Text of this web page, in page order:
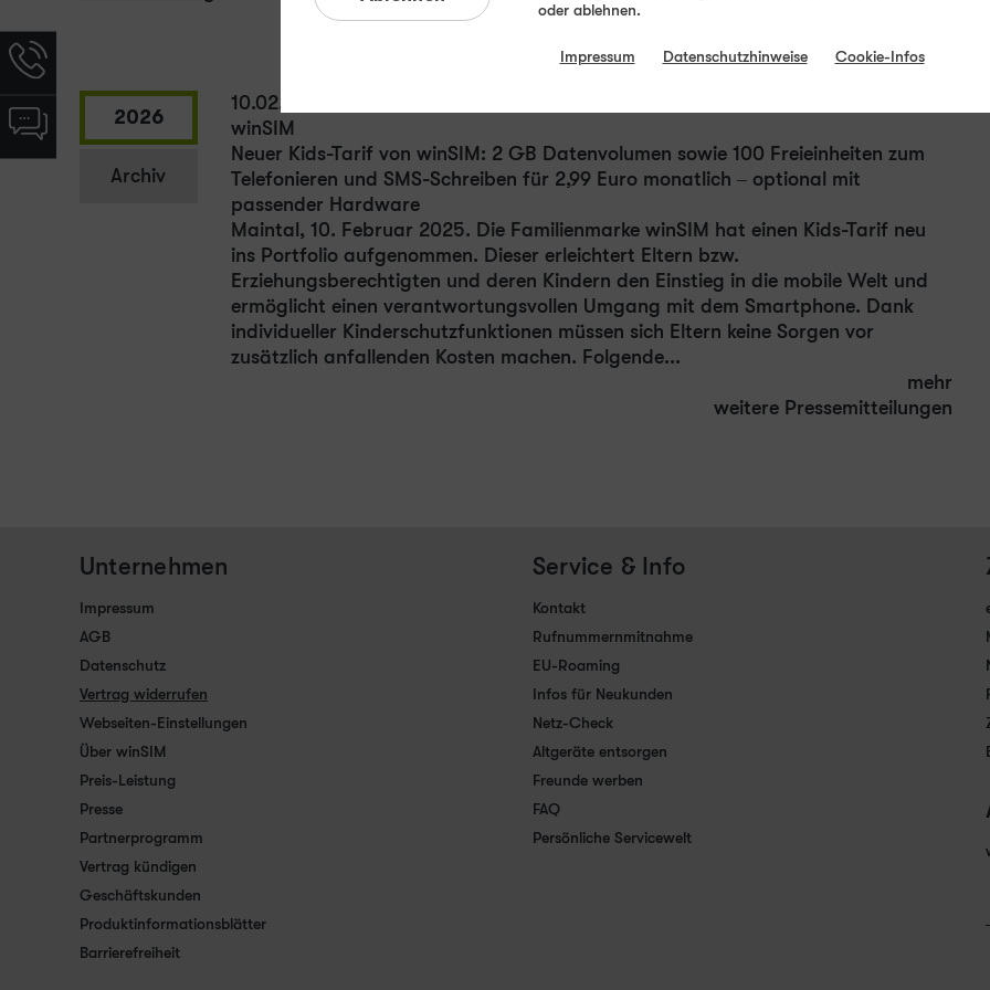
2026
Archiv
10.02.2025
winSIM
Neuer Kids-Tarif von winSIM: 2 GB Datenvolumen sowie 100 Freieinheiten zum
Telefonieren und SMS-Schreiben für 2,99 Euro monatlich – optional mit
passender Hardware
Maintal, 10. Februar 2025. Die Familienmarke winSIM hat einen Kids-Tarif neu
ins Portfolio aufgenommen. Dieser erleichtert Eltern bzw.
Erziehungsberechtigten und deren Kindern den Einstieg in die mobile Welt und
ermöglicht einen verantwortungsvollen Umgang mit dem Smartphone. Dank
individueller Kinderschutzfunktionen müssen sich Eltern keine Sorgen vor
zusätzlich anfallenden Kosten machen. Folgende...
mehr
weitere Pressemitteilungen
Unternehmen
Impressum
AGB
Datenschutz
Vertrag widerrufen
Webseiten-Einstellungen
Über winSIM
Preis-Leistung
Presse
Partnerprogramm
Vertrag kündigen
Geschäftskunden
Produktinformationsblätter
Barrierefreiheit
Service & Info
Kontakt
Rufnummernmitnahme
EU-Roaming
Infos für Neukunden
Netz-Check
Altgeräte entsorgen
Freunde werben
FAQ
Persönliche Servicewelt
Hotline-
Informationen
werden
angezeigt
Chat-
Informationen
werden
oder ablehnen.
Impressum Datenschutzhinweise Cookie-Infos